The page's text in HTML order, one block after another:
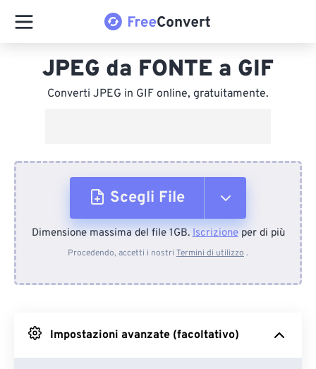
JPEG da FONTE a GIF
Converti JPEG in GIF online, gratuitamente.
Scegli File
Dal dispositivo
Da Google Drive
Dimensione massima del file 1GB.Iscrizioneper di più
Procedendo, accetti i nostri Termini di utilizzo .
Impostazioni avanzate (facoltativo)